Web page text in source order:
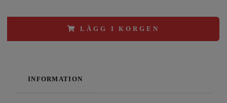
LÄGG I KORGEN
INFORMATION